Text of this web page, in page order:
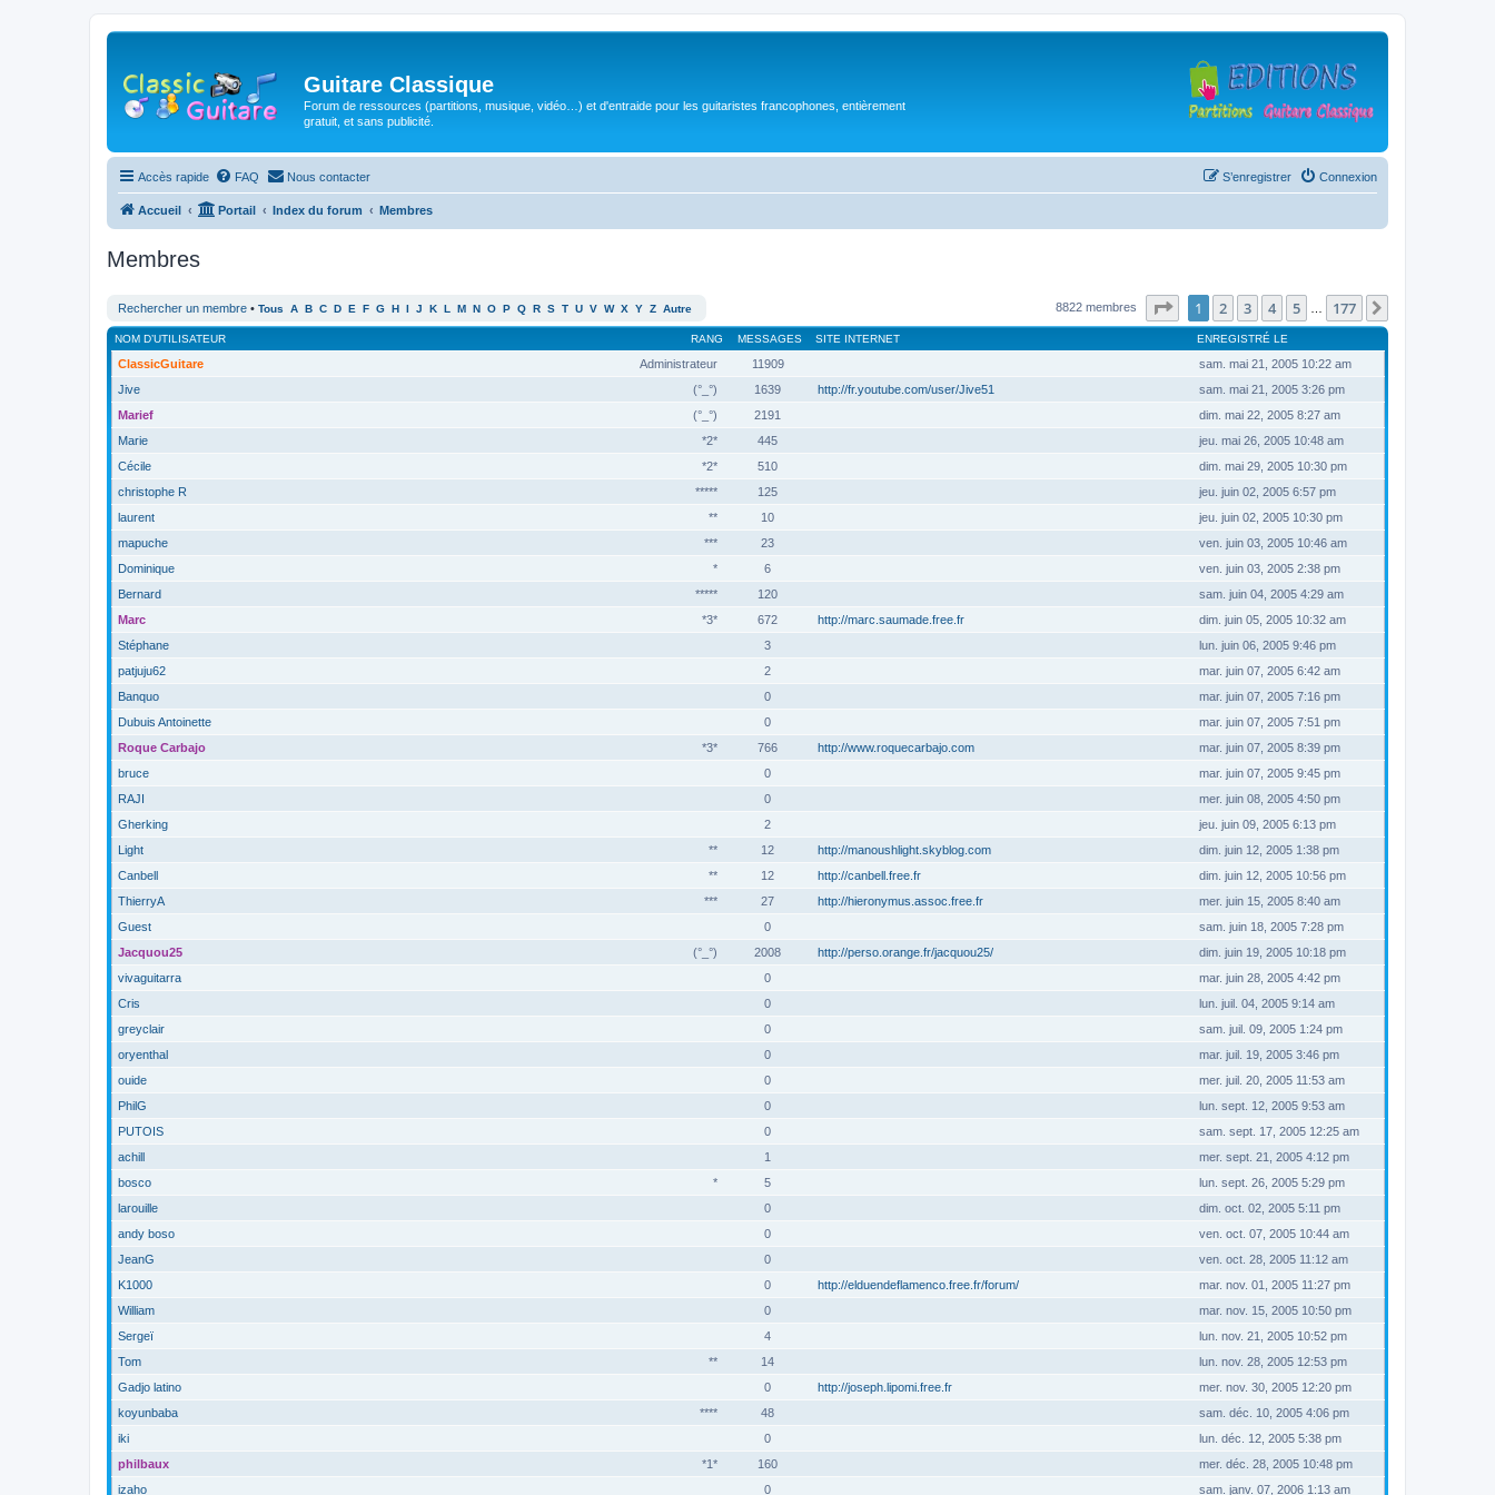
Guitare Classique
Forum de ressources (partitions, musique, vidéo…) et d'entraide pour les guitaristes francophones, entièrement
gratuit, et sans publicité.
Accès rapide FAQ Nous contacter Connexion
S’enregistrer
Accueil Portail Index du forum Membres
Membres
Rechercher un membre • Tous A B C D E F G H I J K L M N O P Q R S T U V W X Y Z Autre 8822 membres Page sur177
1 2 3 4 5 177
RANG
NOM D’UTILISATEUR MESSAGES SITE INTERNET ENREGISTRÉ LE
Administrateur
ClassicGuitare 11909
sam. mai 21, 2005 10:22 am
(°_°)
Jive 1639 http://fr.youtube.com/user/Jive51
sam. mai 21, 2005 3:26 pm
(°_°)
Marief 2191
dim. mai 22, 2005 8:27 am
*2*
Marie 445
jeu. mai 26, 2005 10:48 am
*2*
Cécile 510
dim. mai 29, 2005 10:30 pm
*****
christophe R 125
jeu. juin 02, 2005 6:57 pm
**
laurent 10
jeu. juin 02, 2005 10:30 pm
***
mapuche 23
ven. juin 03, 2005 10:46 am
*
Dominique 6
ven. juin 03, 2005 2:38 pm
*****
Bernard 120
sam. juin 04, 2005 4:29 am
*3*
Marc 672 http://marc.saumade.free.fr
dim. juin 05, 2005 10:32 am
Stéphane
3
lun. juin 06, 2005 9:46 pm
patjuju62
2
mar. juin 07, 2005 6:42 am
Banquo
0
mar. juin 07, 2005 7:16 pm
Dubuis Antoinette
0
mar. juin 07, 2005 7:51 pm
*3*
Roque Carbajo 766 http://www.roquecarbajo.com
mar. juin 07, 2005 8:39 pm
bruce
0
mar. juin 07, 2005 9:45 pm
RAJI
0
mer. juin 08, 2005 4:50 pm
Gherking
2
jeu. juin 09, 2005 6:13 pm
**
Light 12 http://manoushlight.skyblog.com
dim. juin 12, 2005 1:38 pm
**
Canbell 12 http://canbell.free.fr
dim. juin 12, 2005 10:56 pm
***
ThierryA 27 http://hieronymus.assoc.free.fr
mer. juin 15, 2005 8:40 am
Guest
0
sam. juin 18, 2005 7:28 pm
(°_°)
Jacquou25 2008 http://perso.orange.fr/jacquou25/
dim. juin 19, 2005 10:18 pm
vivaguitarra
0
mar. juin 28, 2005 4:42 pm
Cris
0
lun. juil. 04, 2005 9:14 am
greyclair
0
sam. juil. 09, 2005 1:24 pm
oryenthal
0
mar. juil. 19, 2005 3:46 pm
ouide
0
mer. juil. 20, 2005 11:53 am
PhilG
0
lun. sept. 12, 2005 9:53 am
PUTOIS
0
sam. sept. 17, 2005 12:25 am
achill
1
mer. sept. 21, 2005 4:12 pm
*
bosco 5
lun. sept. 26, 2005 5:29 pm
larouille
0
dim. oct. 02, 2005 5:11 pm
andy boso
0
ven. oct. 07, 2005 10:44 am
JeanG
0
ven. oct. 28, 2005 11:12 am
K1000
0 http://elduendeflamenco.free.fr/forum/
mar. nov. 01, 2005 11:27 pm
William
0
mar. nov. 15, 2005 10:50 pm
Sergeï
4
lun. nov. 21, 2005 10:52 pm
**
Tom 14
lun. nov. 28, 2005 12:53 pm
Gadjo latino
0 http://joseph.lipomi.free.fr
mer. nov. 30, 2005 12:20 pm
****
koyunbaba 48
sam. déc. 10, 2005 4:06 pm
iki
0
lun. déc. 12, 2005 5:38 pm
*1*
philbaux 160
mer. déc. 28, 2005 10:48 pm
izaho
0 sam. janv. 07, 2006 1:13 am